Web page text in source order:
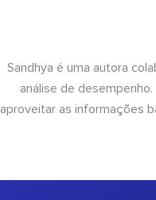
Sandhya é uma autora
análise de
aproveitar as informações